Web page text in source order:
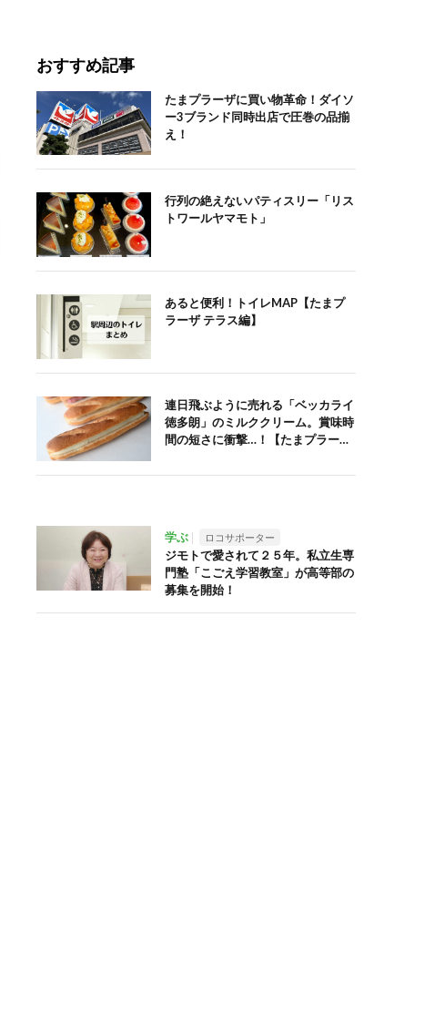
おすすめ記事
たまプラーザに買い物革命！ダイソ
ー3ブランド同時出店で圧巻の品揃
え！
行列の絶えないパティスリー「リス
トワールヤマモト」
あると便利！トイレMAP【たまプ
ラーザ テラス編】
連日飛ぶように売れる「ベッカライ
徳多朗」のミルククリーム。賞味時
間の短さに衝撃…！【たまプラー
学ぶ ロコサポーター
ジモトで愛されて２５年。私立生専
門塾「こごえ学習教室」が高等部の
募集を開始！